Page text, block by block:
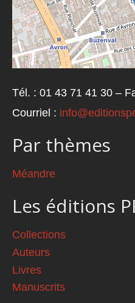
Tél. : 01 43 71 41 30 –
Courriel :
Par thèmes
Méandre
Les éditions
Collections
Auteurs
Livres
Manuscrits